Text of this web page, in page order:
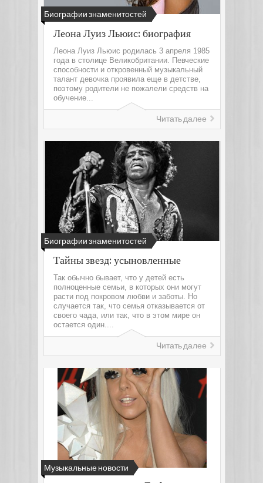
Биографии знаменитостей
Леона Луиз Льюис: биография
Леона Луиз Льюис родилась 3 апреля 1985
года в столице Великобритании. Певческие
способности и откровенный музыкальный
талант девочка проявила еще в детстве,
поэтому родители не пожалели средств на
обучение...
Читать далее
Биографии знаменитостей
Тайны звезд: усыновленные
Так обычно бывает, что у детей есть
полноценные семьи, в которых они могут
расти под покровом любви и заботы. Но
случается так, что семья отказывается от
своего чада, или так, что в этом мире он
остается один....
Читать далее
Музыкальные новости